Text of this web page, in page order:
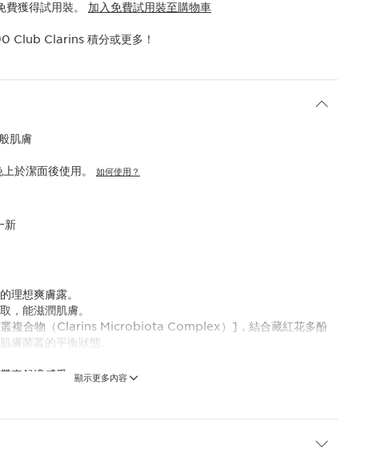
獲得試用裝。 加入免費試用裝至購物車
Club Clarins 積分或更多！
顯示更多內容
肌膚
於潔面後使用。 如何使用？
新
理想爽膚露。
，能滋潤肌膚。
複合物（Clarins Microbiota Complex）]，結合藏紅花多酚
膚菌叢的平衡狀態。
來舒適感受。
。